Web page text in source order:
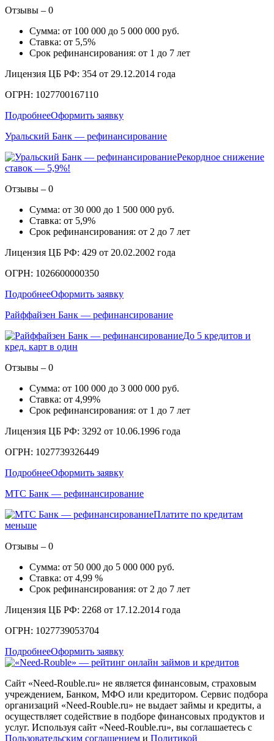
Отзывы – 0
Сумма: от 100 000 до 5 000 000 руб.
Ставка: от 5,5%
Срок рефинансирования: от 1 до 7 лет
Лицензия ЦБ РФ: 354 от 29.12.2014 года
ОГРН: 1027700167110
ПодробнееОформить заявку
Уральский Банк — рефинансирование
Рекордное снижение
ставок — 5,9%!
Отзывы – 0
Сумма: от 30 000 до 1 500 000 руб.
Ставка: от 5,9%
Срок рефинансирования: от 2 до 7 лет
Лицензия ЦБ РФ: 429 от 20.02.2002 года
ОГРН: 1026600000350
ПодробнееОформить заявку
Райффайзен Банк — рефинансирование
До 5 кредитов и
кред. карт в один
Отзывы – 0
Сумма: от 100 000 до 3 000 000 руб.
Ставка: от 4,99%
Срок рефинансирования: от 1 до 7 лет
Лицензия ЦБ РФ: 3292 от 10.06.1996 года
ОГРН: 1027739326449
ПодробнееОформить заявку
МТС Банк — рефинансирование
Платите по кредитам
меньше
Отзывы – 0
Сумма: от 50 000 до 5 000 000 руб.
Ставка: от 4,99 %
Срок рефинансирования: от 2 до 7 лет
Лицензия ЦБ РФ: 2268 от 17.12.2014 года
ОГРН: 1027739053704
ПодробнееОформить заявку
Сайт «Need-Rouble.ru» не является финансовым, страховым
учреждением, Банком, МФО или кредитором. Сервис подбора
организаций «Need-Rouble.ru» не выдает займы и кредиты, а
осуществляет содействие в подборе финансовых продуктов и
услуг. Используя сайт «Need-Rouble.ru», вы соглашаетесь с
Пользовательским соглашением и Политикой